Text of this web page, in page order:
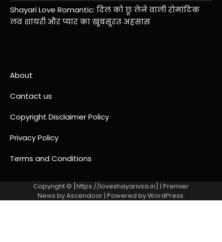
Shayari Love Romantic: दिल को छू लेने वाली रोमांटिक
लव शायरी और प्यार का खूबसूरत अहसास
About
Cantact us
Copyright Disclaimer Policy
Privacy Policy
Terms and Conditions
Copyright © [https://loveshayarivsa.in] | Premier
News byAscendoor| Powered byWordPress.